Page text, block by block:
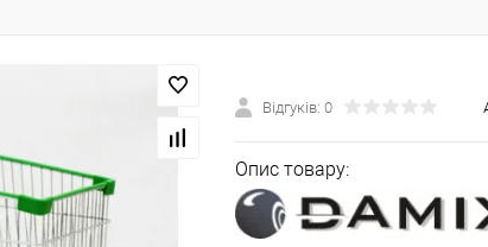
Відгуків: 0
Опис товару: